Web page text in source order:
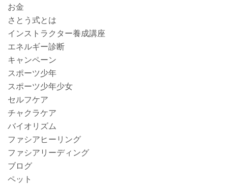
お金
さとう式とは
インストラクター養成講座
エネルギー診断
キャンペーン
スポーツ少年
スポーツ少年少女
セルフケア
チャクラケア
バイオリズム
ファシアヒーリング
ファシアリーディング
ブログ
ペット